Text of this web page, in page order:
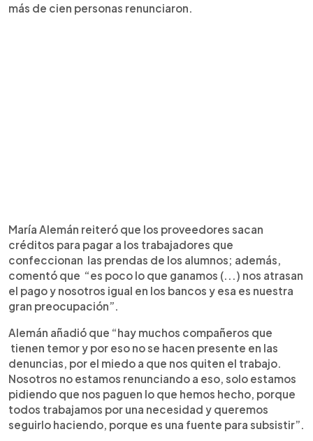
más de cien personas renunciaron.
María Alemán reiteró que los proveedores sacan
créditos para pagar a los trabajadores que
confeccionan las prendas de los alumnos; además,
comentó que “es poco lo que ganamos (...) nos atrasan
el pago y nosotros igual en los bancos y esa es nuestra
gran preocupación”.
Alemán añadió que “hay muchos compañeros que
tienen temor y por eso no se hacen presente en las
denuncias, por el miedo a que nos quiten el trabajo.
Nosotros no estamos renunciando a eso, solo estamos
pidiendo que nos paguen lo que hemos hecho, porque
todos trabajamos por una necesidad y queremos
seguirlo haciendo, porque es una fuente para subsistir”.